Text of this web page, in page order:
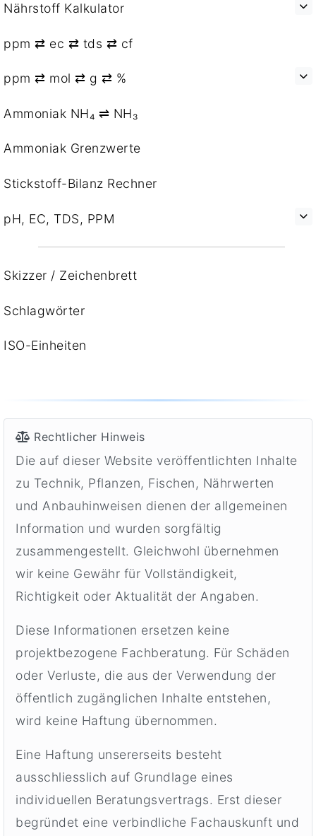
Nährstoff Kalkulator
ppm ⇄ ec ⇄ tds ⇄ cf
ppm ⇄ mol ⇄ g ⇄ %
Ammoniak NH₄ ⇌ NH₃
Ammoniak Grenzwerte
Stickstoff-Bilanz Rechner
pH, EC, TDS, PPM
Skizzer / Zeichenbrett
Schlagwörter
ISO-Einheiten
Rechtlicher Hinweis
Die auf dieser Website veröffentlichten Inhalte
zu Technik, Pflanzen, Fischen, Nährwerten
und Anbauhinweisen dienen der allgemeinen
Information und wurden sorgfältig
zusammengestellt. Gleichwohl übernehmen
wir keine Gewähr für Vollständigkeit,
Richtigkeit oder Aktualität der Angaben.
Diese Informationen ersetzen keine
projektbezogene Fachberatung. Für Schäden
oder Verluste, die aus der Verwendung der
öffentlich zugänglichen Inhalte entstehen,
wird keine Haftung übernommen.
Eine Haftung unsererseits besteht
ausschliesslich auf Grundlage eines
individuellen Beratungsvertrags. Erst dieser
begründet eine verbindliche Fachauskunft und